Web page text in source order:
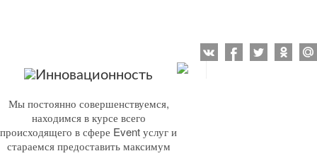
Инновационность
Мы постоянно совершенствуемся,
находимся в курсе всего
происходящего в сфере Event услуг и
стараемся предоставить максимум